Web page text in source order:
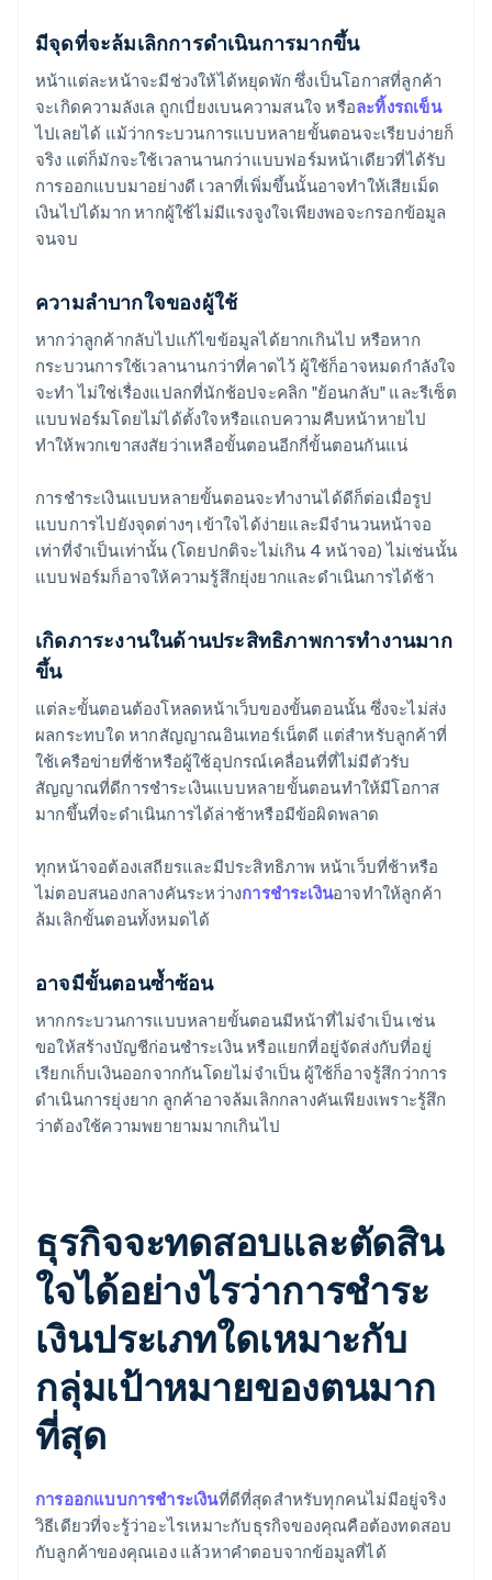
มีจุดที่จะล้มเลิกการดำเนินการมากขึ้น
หน้าแต่ละหน้าจะมีช่วงให้ได้หยุดพัก ซึ่งเป็นโอกาสที่ลูกค้า
จะเกิดความลังเล ถูกเบี่ยงเบนความสนใจ หรือละทิ้งรถเข็น
ไปเลยได้ แม้ว่ากระบวนการแบบหลายขั้นตอนจะเรียบง่ายก็
จริง แต่ก็มักจะใช้เวลานานกว่าแบบฟอร์มหน้าเดียวที่ได้รับ
การออกแบบมาอย่างดี เวลาที่เพิ่มขึ้นนั้นอาจทำให้เสียเม็ด
เงินไปได้มาก หากผู้ใช้ไม่มีแรงจูงใจเพียงพอจะกรอกข้อมูล
จนจบ
ความลำบากใจของผู้ใช้
หากว่าลูกค้ากลับไปแก้ไขข้อมูลได้ยากเกินไป หรือหาก
กระบวนการใช้เวลานานกว่าที่คาดไว้ ผู้ใช้ก็อาจหมดกำลังใจ
จะทำ ไม่ใช่เรื่องแปลกที่นักช้อปจะคลิก "ย้อนกลับ" และรีเซ็ต
แบบฟอร์มโดยไม่ได้ตั้งใจหรือแถบความคืบหน้าหายไป
ทำให้พวกเขาสงสัยว่าเหลือขั้นตอนอีกกี่ขั้นตอนกันแน่
การชำระเงินแบบหลายขั้นตอนจะทำงานได้ดีก็ต่อเมื่อรูป
แบบการไปยังจุดต่างๆ เข้าใจได้ง่ายและมีจำนวนหน้าจอ
เท่าที่จำเป็นเท่านั้น (โดยปกติจะไม่เกิน 4 หน้าจอ) ไม่เช่นนั้น
แบบฟอร์มก็อาจให้ความรู้สึกยุ่งยากและดำเนินการได้ช้า
เกิดภาระงานในด้านประสิทธิภาพการทำงานมาก
ขึ้น
แต่ละขั้นตอนต้องโหลดหน้าเว็บของขั้นตอนนั้น ซึ่งจะไม่ส่ง
ผลกระทบใด หากสัญญาณอินเทอร์เน็ตดี แต่สำหรับลูกค้าที่
ใช้เครือข่ายที่ช้าหรือผู้ใช้อุปกรณ์เคลื่อนที่ที่ไม่มีตัวรับ
สัญญาณที่ดีการชำระเงินแบบหลายขั้นตอนทำให้มีโอกาส
มากขึ้นที่จะดำเนินการได้ล่าช้าหรือมีข้อผิดพลาด
ทุกหน้าจอต้องเสถียรและมีประสิทธิภาพ หน้าเว็บที่ช้าหรือ
ไม่ตอบสนองกลางคันระหว่างการชำระเงินอาจทำให้ลูกค้า
ล้มเลิกขั้นตอนทั้งหมดได้
อาจมีขั้นตอนซ้ำซ้อน
หากกระบวนการแบบหลายขั้นตอนมีหน้าที่ไม่จำเป็น เช่น
ขอให้สร้างบัญชีก่อนชำระเงิน หรือแยกที่อยู่จัดส่งกับที่อยู่
เรียกเก็บเงินออกจากกันโดยไม่จำเป็น ผู้ใช้ก็อาจรู้สึกว่าการ
ดำเนินการยุ่งยาก ลูกค้าอาจล้มเลิกกลางคันเพียงเพราะรู้สึก
ว่าต้องใช้ความพยายามมากเกินไป
ธุรกิจจะทดสอบและตัดสิน
ใจได้อย่างไรว่าการชำระ
เงินประเภทใดเหมาะกับ
กลุ่มเป้าหมายของตนมาก
ที่สุด
การออกแบบการชำระเงินที่ดีที่สุดสำหรับทุกคนไม่มีอยู่จริง
วิธีเดียวที่จะรู้ว่าอะไรเหมาะกับธุรกิจของคุณคือต้องทดสอบ
กับลูกค้าของคุณเอง แล้วหาคำตอบจากข้อมูลที่ได้